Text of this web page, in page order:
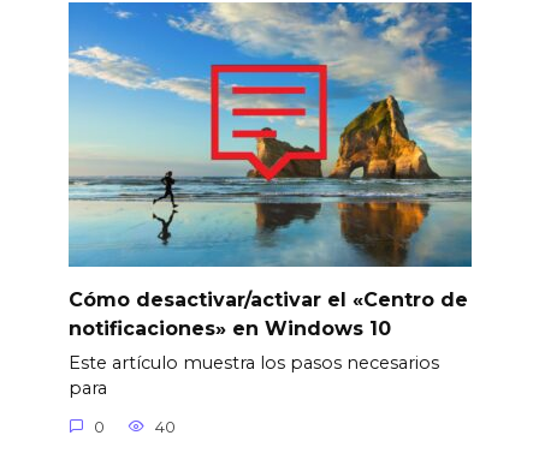
Cómo desactivar/activar el «Centro de
notificaciones» en Windows 10
Este artículo muestra los pasos necesarios
para
0 40